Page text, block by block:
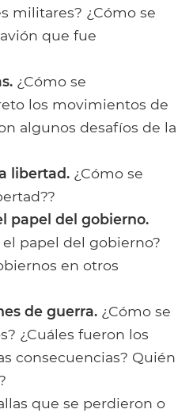
militares? ¿Cómo se
que fue
¿Cómo se
los movimientos de
algunos desafíos de la
libertad. ¿Cómo se
papel del gobierno.
papel del gobierno?
en otros
de guerra. ¿Cómo se
¿Cuáles fueron los
consecuencias? Quién
que se perdieron o